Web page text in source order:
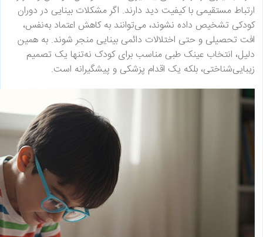
ارتباط مستقیمی با کیفیت دید دارند. اگر مشکلات بینایی در دوران
کودکی تشخیص داده نشوند، می‌توانند به کاهش اعتماد به‌نفس،
افت تحصیلی و حتی اختلالات دائمی بینایی منجر شوند. به همین
دلیل، انتخاب عینک طبی مناسب برای کودک نه‌تنها یک تصمیم
زیبایی‌شناختی، بلکه یک اقدام پزشکی و پیشگیرانه است.